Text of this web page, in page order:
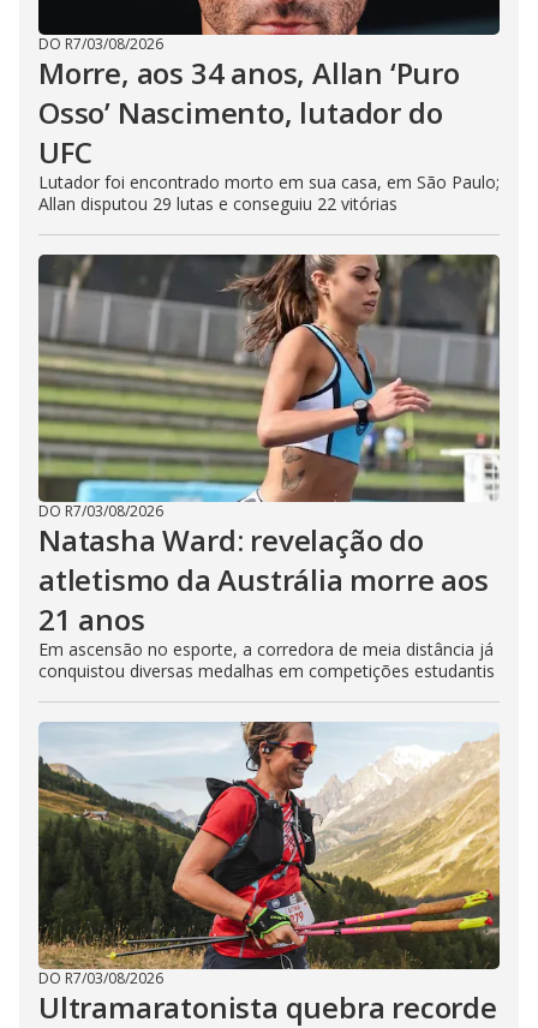
DO R7/03/08/2026
Morre, aos 34 anos, Allan ‘Puro
Osso’ Nascimento, lutador do
UFC
Lutador foi encontrado morto em sua casa, em São Paulo;
Allan disputou 29 lutas e conseguiu 22 vitórias
DO R7/03/08/2026
Natasha Ward: revelação do
atletismo da Austrália morre aos
21 anos
Em ascensão no esporte, a corredora de meia distância já
conquistou diversas medalhas em competições estudantis
DO R7/03/08/2026
Ultramaratonista quebra recorde